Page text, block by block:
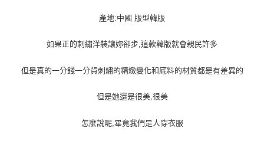
產地:中國 版型韓版
如果正的刺繡洋裝讓妳卻步,這款韓版就會親民許多
但是真的一分錢一分貨刺繡的精緻變化和底料的材質都是有差異的
但是她還是很美,很美
怎麼說呢,畢竟我們是人穿衣服